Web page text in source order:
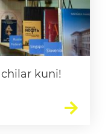
kuni!